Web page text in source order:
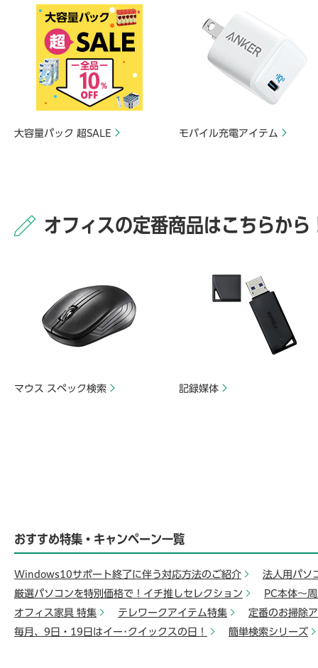
大容量パック 超SALE モバイル充電アイテム
オフィスの定番商品はこちらから
マウス スペック検索 記録媒体
おすすめ特集・キャンペーン一覧
Windows10サポート終了に伴う対応方法のご紹介
法人用パソ
厳選パソコンを特別価格で！イチ推しセレクション
PC本体～
オフィス家具 特集
テレワークアイテム特集
定番のお掃除
毎月、9日・19日はイー･クイックスの日！
簡単検索シリーズ